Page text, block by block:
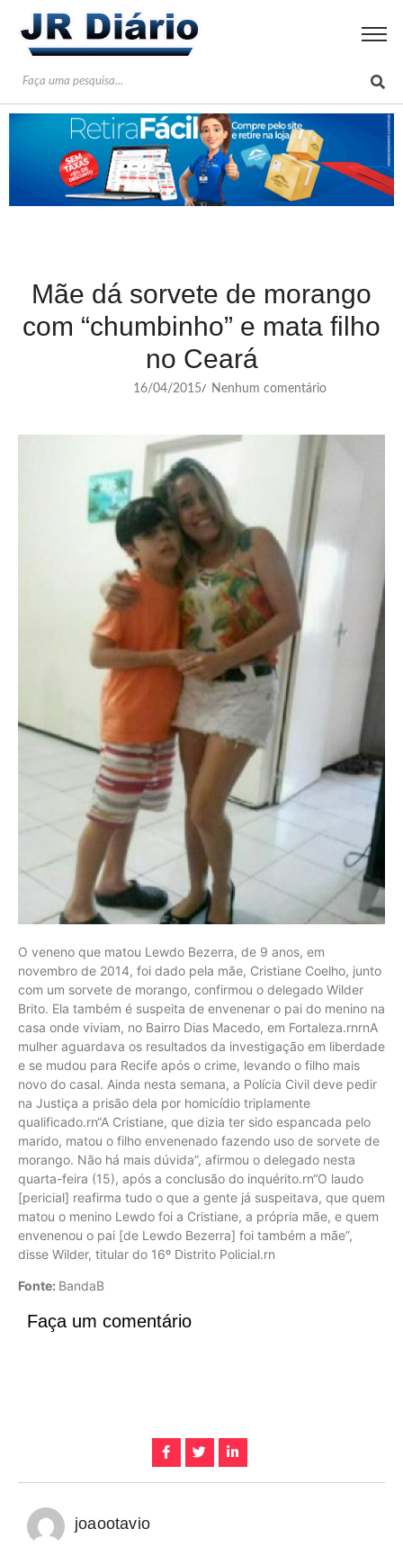
Mãe dá sorvete de morango
com “chumbinho” e mata filho
no Ceará
16/04/2015/ Nenhum comentário
O veneno que matou Lewdo Bezerra, de 9 anos, em
novembro de 2014, foi dado pela mãe, Cristiane Coelho, junto
com um sorvete de morango, confirmou o delegado Wilder
Brito. Ela também é suspeita de envenenar o pai do menino na
casa onde viviam, no Bairro Dias Macedo, em Fortaleza.rnrnA
mulher aguardava os resultados da investigação em liberdade
e se mudou para Recife após o crime, levando o filho mais
novo do casal. Ainda nesta semana, a Polícia Civil deve pedir
na Justiça a prisão dela por homicídio triplamente
qualificado.rn“A Cristiane, que dizia ter sido espancada pelo
marido, matou o filho envenenado fazendo uso de sorvete de
morango. Não há mais dúvida”, afirmou o delegado nesta
quarta-feira (15), após a conclusão do inquérito.rn“O laudo
[pericial] reafirma tudo o que a gente já suspeitava, que quem
matou o menino Lewdo foi a Cristiane, a própria mãe, e quem
envenenou o pai [de Lewdo Bezerra] foi também a mãe”,
disse Wilder, titular do 16º Distrito Policial.rn
Fonte: BandaB
Faça um comentário
joaootavio